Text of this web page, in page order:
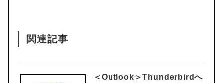
関連記事
＜Outlook＞Thunderbirdへ